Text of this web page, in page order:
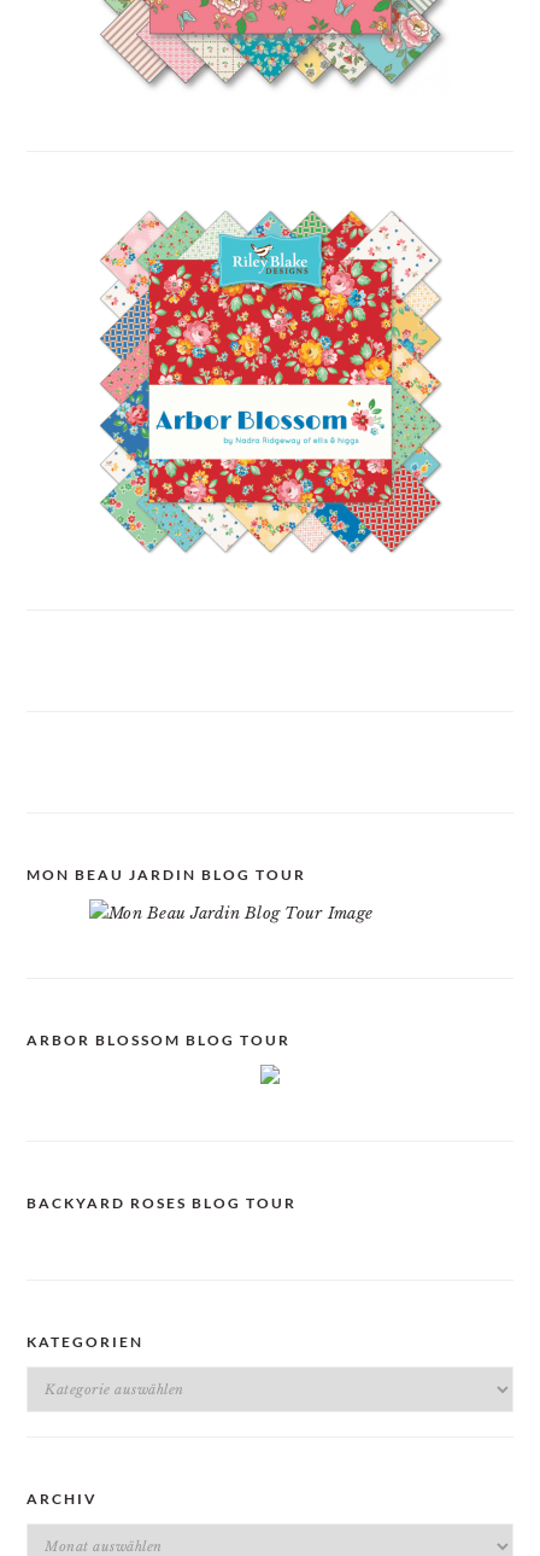
MON BEAU JARDIN BLOG TOUR
ARBOR BLOSSOM BLOG TOUR
BACKYARD ROSES BLOG TOUR
KATEGORIEN
Kategorien
ARCHIV
Archiv